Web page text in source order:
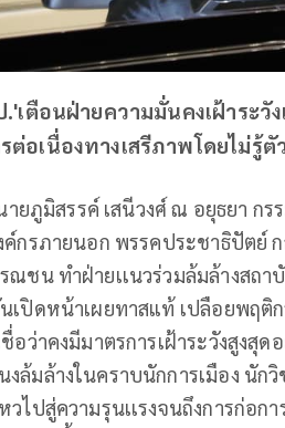
เตือนฝ่ายความมั่นคงเฝ้าระวั
ต่อเนื่องทางเสรีภาพโดยไม่รู้ตั
ยภูมิสรรค์ เสนีวงศ์ ณ อยุธยา ก
ค์กรภายนอก พรรคประชาธิปัตย์
ณชน ทำฝ่ายเเนวร่วมล้มล้างสถ
เปิดหน้าเผยทาสแท้ เปลือยพฤติ
อว่าคงมีมาตรการเฝ้าระวังสูงสุ
งล้มล้างในคราบนักการเมือง นัก
วไปสู่ความรุนเเรงจนถึงการก่อก